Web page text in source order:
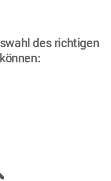
des richtigen